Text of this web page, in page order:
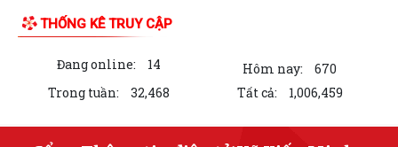
THỐNG KÊ TRUY CẬP
Đang online: 14 Hôm nay:
670
Trong tuần:
32,468 Tất cả: 1,006,459